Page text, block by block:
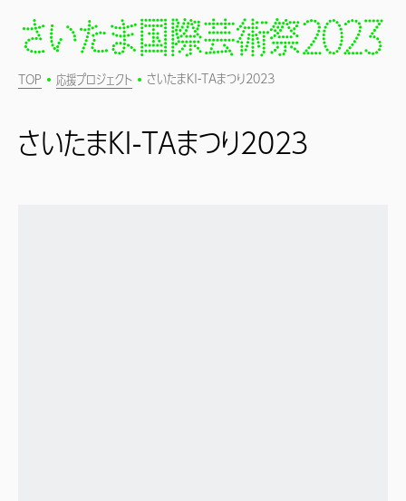
TOP 応援プロジェクト さいたまKI-TAまつり2023
さいたまKI-TAまつり2023